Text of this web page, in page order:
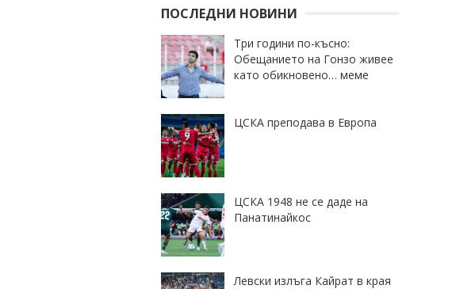
ПОСЛЕДНИ НОВИНИ
Три години по-късно:
Обещанието на Гонзо живее
като обикновено… меме
ЦСКА преподава в Европа
ЦСКА 1948 не се даде на
Панатинайкос
Левски излъга Кайрат в края